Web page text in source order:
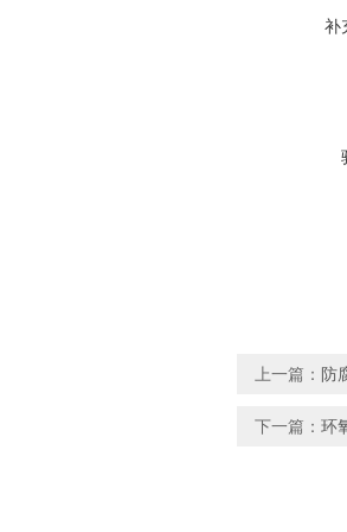
补
上一篇： 防
下一篇： 环